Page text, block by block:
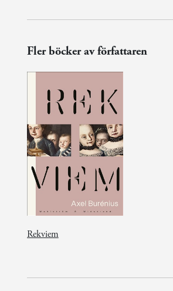
Fler böcker av författaren
Rekviem